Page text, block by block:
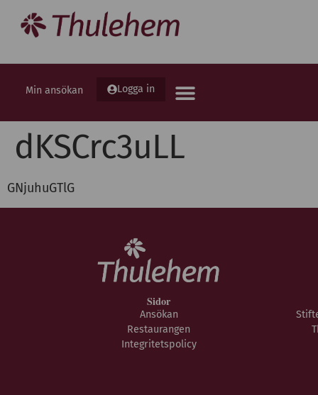
Min ansökan Logga in
dKSCrc3uLL
GNjuhuGTlG
Sidor
Ansökan
Restaurangen
Integritetspolicy